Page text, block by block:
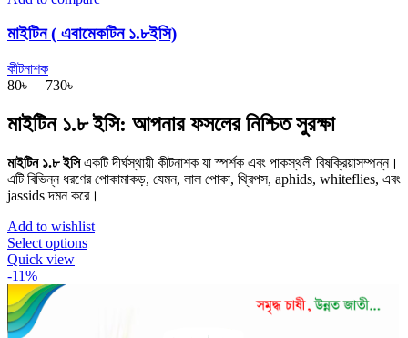
মাইটিন ( এবামেকটিন ১.৮ইসি)
কীটনাশক
80৳ – 730৳
80৳
through
মাইটিন ১.৮ ইসি: আপনার ফসলের নিশ্চিত সুরক্ষা
মাইটিন ১.৮ ইসিএকটি দীর্ঘস্থায়ী কীটনাশক যা স্পর্শক এবং পাকস্থলী বিষক্রিয়াসম্পন্ন।
এটি বিভিন্ন ধরণের পোকামাকড়, যেমন, লাল পোকা, থ্রিপস, aphids, whiteflies, এবং
jassids দমন করে।
Add to wishlist
Select optionsThis
Quick view
-11%